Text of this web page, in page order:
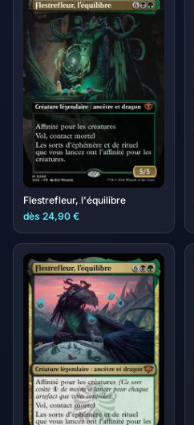
Flestrefleur, l'équilibre
dès 24,90 €